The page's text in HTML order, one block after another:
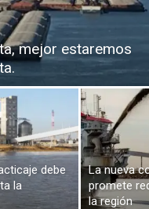
mejor estaremos
debe
la
La nueva
promete
la región